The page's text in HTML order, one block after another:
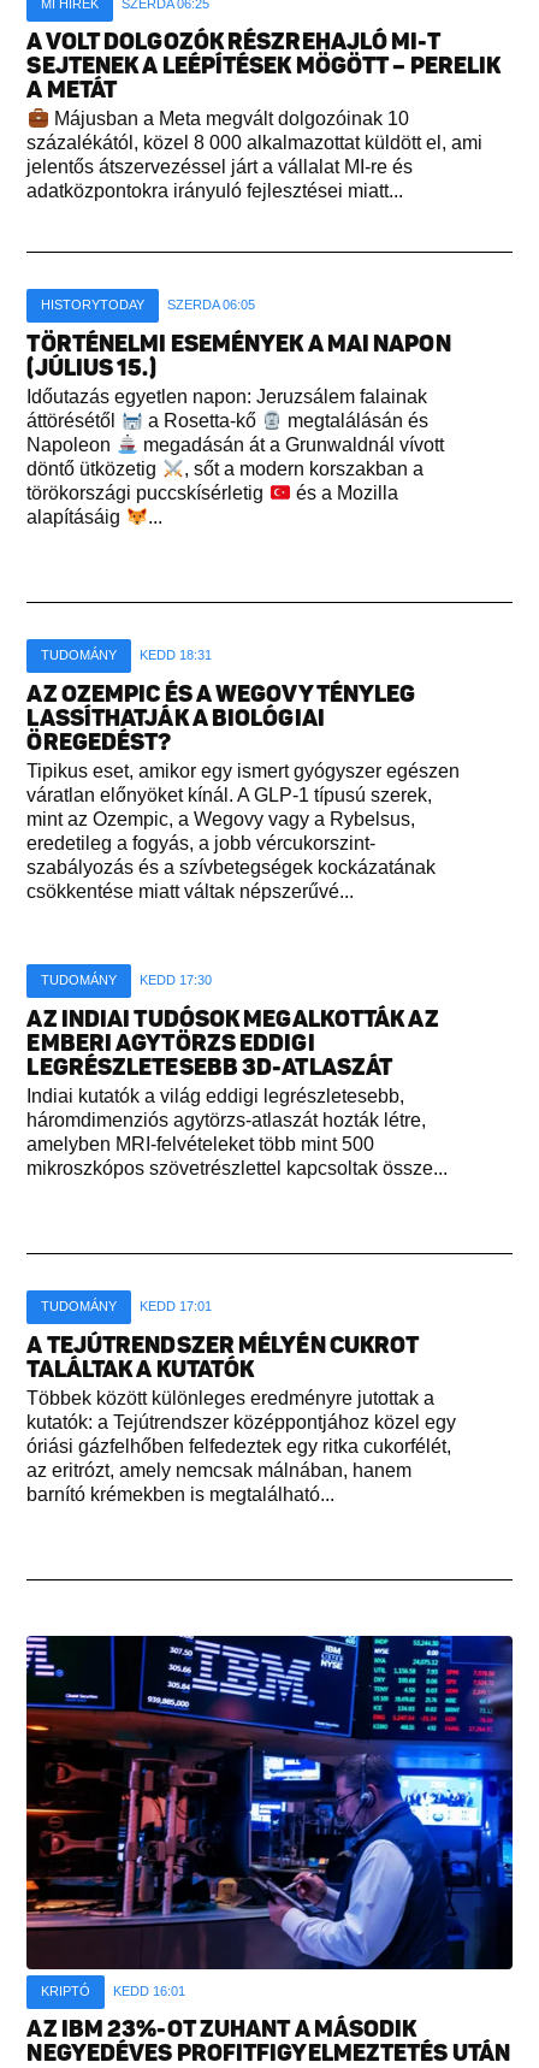
MI HÍREK SZERDA 06:25
A VOLT DOLGOZÓK RÉSZREHAJLÓ MI-T
SEJTENEK A LEÉPÍTÉSEK MÖGÖTT – PERELIK
A METÁT
Májusban a Meta megvált dolgozóinak 10
százalékától, közel 8 000 alkalmazottat küldött el, ami
jelentős átszervezéssel járt a vállalat MI-re és
adatközpontokra irányuló fejlesztései miatt...
HISTORYTODAY SZERDA 06:05
TÖRTÉNELMI ESEMÉNYEK A MAI NAPON
(JÚLIUS 15.)
Időutazás egyetlen napon: Jeruzsálem falainak
áttörésétől
a Rosetta-kő
megtalálásán és
Napoleon
megadásán át a Grunwaldnál vívott
döntő ütközetig
, sőt a modern korszakban a
törökországi puccskísérletig
és a Mozilla
alapításáig
...
TUDOMÁNY KEDD 18:31
AZ OZEMPIC ÉS A WEGOVY TÉNYLEG
LASSÍTHATJÁK A BIOLÓGIAI
ÖREGEDÉST?
Tipikus eset, amikor egy ismert gyógyszer egészen
váratlan előnyöket kínál. A GLP-1 típusú szerek,
mint az Ozempic, a Wegovy vagy a Rybelsus,
eredetileg a fogyás, a jobb vércukorszint-
szabályozás és a szívbetegségek kockázatának
csökkentése miatt váltak népszerűvé...
TUDOMÁNY KEDD 17:30
AZ INDIAI TUDÓSOK MEGALKOTTÁK AZ
EMBERI AGYTÖRZS EDDIGI
LEGRÉSZLETESEBB 3D-ATLASZÁT
Indiai kutatók a világ eddigi legrészletesebb,
háromdimenziós agytörzs-atlaszát hozták létre,
amelyben MRI-felvételeket több mint 500
mikroszkópos szövetrészlettel kapcsoltak össze...
TUDOMÁNY KEDD 17:01
A TEJÚTRENDSZER MÉLYÉN CUKROT
TALÁLTAK A KUTATÓK
Többek között különleges eredményre jutottak a
kutatók: a Tejútrendszer középpontjához közel egy
óriási gázfelhőben felfedeztek egy ritka cukorfélét,
az eritrózt, amely nemcsak málnában, hanem
barnító krémekben is megtalálható...
KRIPTÓ KEDD 16:01
AZ IBM 23%-OT ZUHANT A MÁSODIK
NEGYEDÉVES PROFITFIGYELMEZTETÉS UTÁN